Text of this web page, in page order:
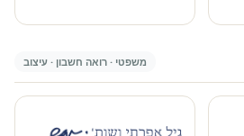
משפטי · רואה חשבון · עיצוב